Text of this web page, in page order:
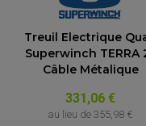
Treuil Electrique
Superwinch TERRA
Câble Métalique
331,06 €
au lieu de 355,98 €